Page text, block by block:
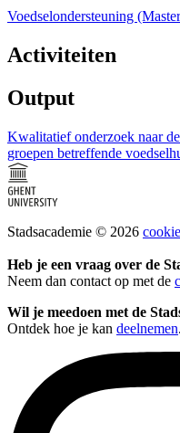
Voedselondersteuning
Activiteiten
Output
Kwalitatief onderzoek naar
groepen betreffende
Stadsacademie © 2026
Heb je een vraag over de
Neem dan contact op met de
Wil je meedoen met de
Ontdek hoe je kan deelnemen.